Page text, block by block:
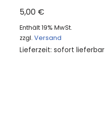
5,00 €
Enthält 19% MwSt.
zzgl.Versand
Lieferzeit: sofort lieferbar